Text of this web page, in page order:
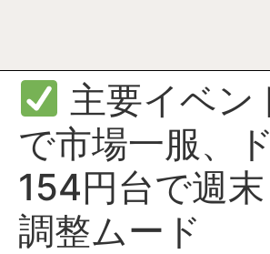
主要イベン
で市場一服、
154円台で週
調整ムード